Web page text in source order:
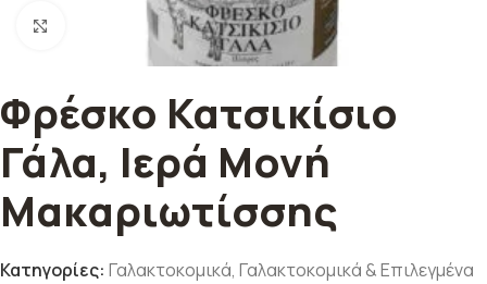
Κλικ για μεγέθυνση
Φρέσκο Κατσικίσιο
Γάλα, Ιερά Μονή
Μακαριωτίσσης
Κατηγορίες: Γαλακτοκομικά, Γαλακτοκομικά & Επιλεγμένα